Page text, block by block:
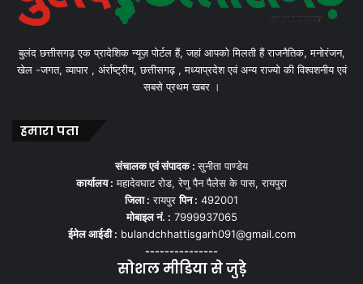
बुलंद छत्तीसगढ़ एक प्रादेशिक न्यूज़ पोर्टल हैं, जहां आपको मिलती हैं राजनैतिक, मनोरंजन,
खेल -जगत, व्यापार , अंर्राष्ट्रीय, छत्तीसगढ़ , मध्याप्रदेश एवं अन्य राज्यो की विश्वशनीय एवं
सबसे प्रथम खबर ।
हमारा पता
संचालक एवं संपादक :सुनीता पाण्डेय
कार्यालय : महादेवघाट रोड, रेणु पैन पैलेस के पास, रायपुरा
जिला : रायपुरपिन : 492001
मोबाइल नं. : 7999937065
ईमेल आईडी : bulandchhattisgarh091@gmail.com
---------------
सोशल मीडिया से जुड़े